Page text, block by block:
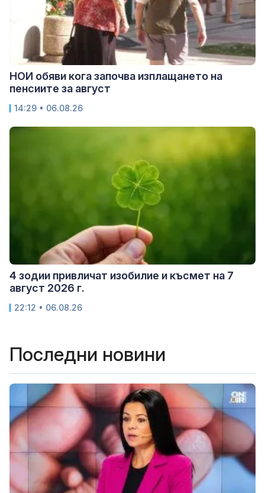
НОИ обяви кога започва изплащането на
пенсиите за август
14:29 • 06.08.26
4 зодии привличат изобилие и късмет на 7
август 2026 г.
22:12 • 06.08.26
Последни новини